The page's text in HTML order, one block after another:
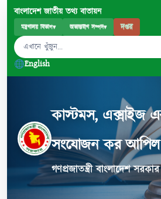
বাংলাদেশ জাতীয় তথ্য বাতায়ন
মন্ত্রণালয় বিভাগ▾ অভ্যন্তরীণ সম্পদ▾ দপ্তর
English
কাস্টমস, এক্সাইজ
সংযোজন কর আপিল
গণপ্রজাতন্ত্রী বাংলাদেশ সরকার